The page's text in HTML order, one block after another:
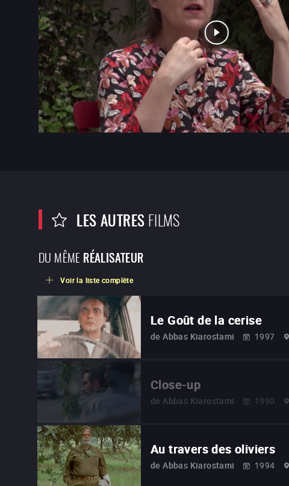
LES AUTRESFILMS
DU MÊMERÉALISATEUR
Voir la liste complète
Le Goût de la cerise
de Abbas Kiarostami 1997
Close-up
de Abbas Kiarostami 1990
Au travers des oliviers
de Abbas Kiarostami 1994